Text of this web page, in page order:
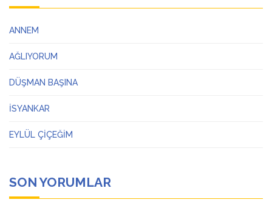
ANNEM
AĞLIYORUM
DÜŞMAN BAŞINA
İSYANKAR
EYLÜL ÇİÇEĞİM
SON YORUMLAR